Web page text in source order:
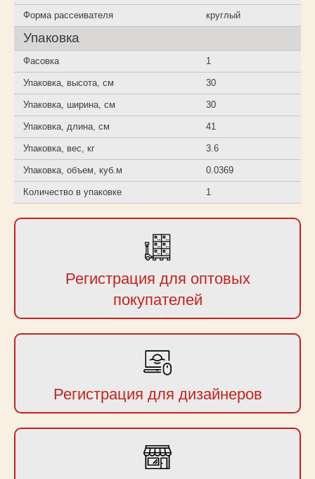
Форма рассеивателя круглый
Упаковка
Фасовка 1
Упаковка, высота, см 30
Упаковка, ширина, см 30
Упаковка, длина, см 41
Упаковка, вес, кг 3.6
Упаковка, объем, куб.м 0.0369
Количество в упаковке 1
Регистрация для оптовых
покупателей
Регистрация для дизайнеров